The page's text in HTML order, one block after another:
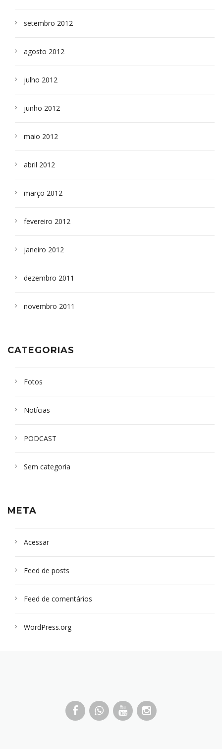
setembro 2012
agosto 2012
julho 2012
junho 2012
maio 2012
abril 2012
março 2012
fevereiro 2012
janeiro 2012
dezembro 2011
novembro 2011
CATEGORIAS
Fotos
Notícias
PODCAST
Sem categoria
META
Acessar
Feed de posts
Feed de comentários
WordPress.org